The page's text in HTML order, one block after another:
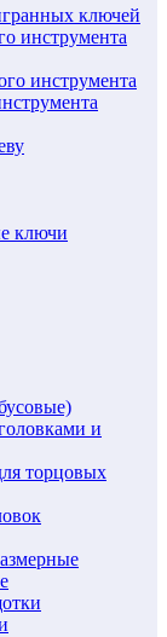
ключей
инструмента
инструмента
ключи
и
торцовых